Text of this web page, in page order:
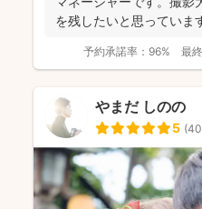
を残したいと思ってい
予約承諾率： 96% 最
やまだ しのの
5 (40